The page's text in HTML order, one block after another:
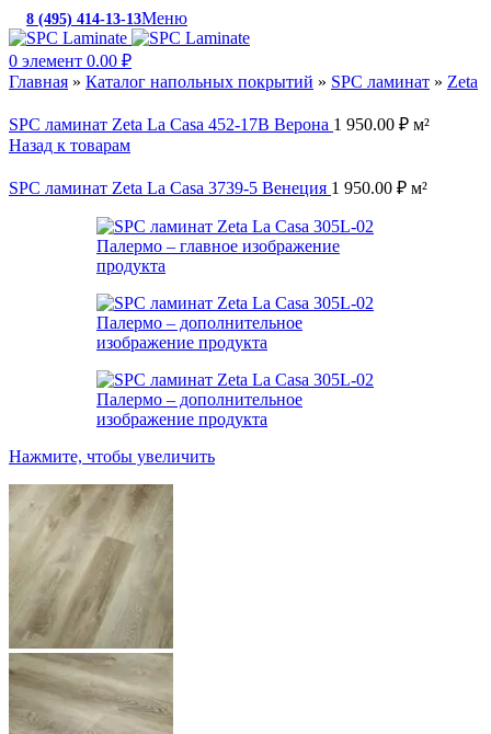
8 (495) 414-13-13Меню
0 элемент 0.00 ₽
Главная » Каталог напольных покрытий » SPC ламинат » Zeta
SPC ламинат Zeta La Casa 452-17B Верона 1 950.00 ₽ м²
Назад к товарам
SPC ламинат Zeta La Casa 3739-5 Венеция 1 950.00 ₽ м²
Нажмите, чтобы увеличить